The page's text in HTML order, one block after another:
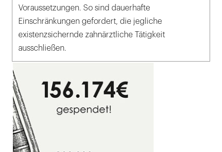
Voraussetzungen. So sind dauerhafte
Einschränkungen gefordert, die jegliche
existenzsichernde zahnärztliche Tätigkeit
ausschließen.